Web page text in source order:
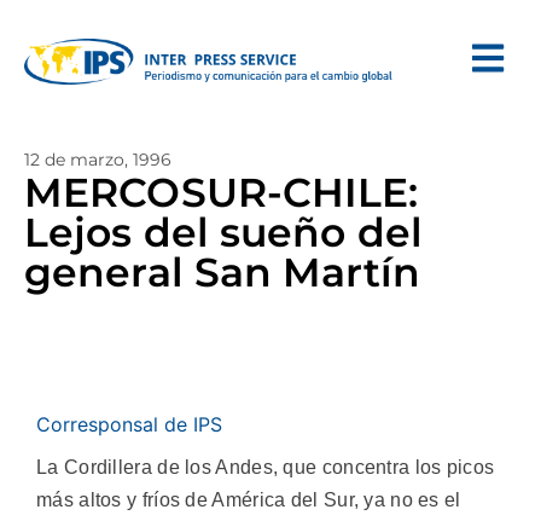
12 de marzo, 1996
MERCOSUR-CHILE:
Lejos del sueño del
general San Martín
Corresponsal de IPS
La Cordillera de los Andes, que concentra los picos
más altos y fríos de América del Sur, ya no es el